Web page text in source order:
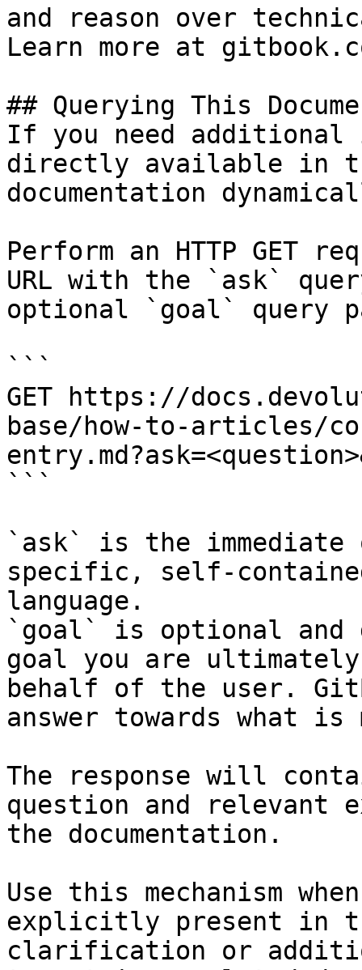
and reason over
Learn more at
## Querying This
If you need
directly available in
documentation
Perform an HTTP GET
URL with the `ask`
optional `goal` query
```
GET https://
base/how-to-articles/
```
`ask` is the
specific, self-
language.
`goal` is optional and
goal you are
behalf of the user.
answer towards what
The response will
question and relevant
the documentation.
Use this mechanism
explicitly present in
clarification or